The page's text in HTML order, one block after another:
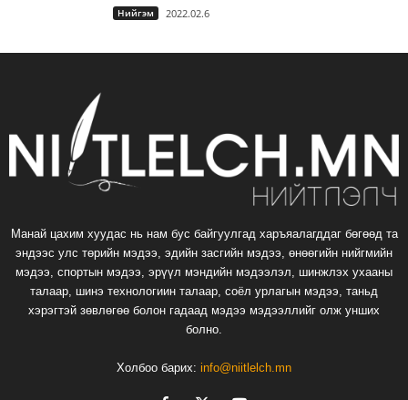
Нийгэм 2022.02.6
Манай цахим хуудас нь нам бус байгуулгад харъяалагддаг бөгөөд та
эндээс улс төрийн мэдээ, эдийн засгийн мэдээ, өнөөгийн нийгмийн
мэдээ, спортын мэдээ, эрүүл мэндийн мэдээлэл, шинжлэх ухааны
талаар, шинэ технологиин талаар, соёл урлагын мэдээ, таньд
хэрэгтэй зөвлөгөө болон гадаад мэдээ мэдээллийг олж унших
болно.
Холбоо барих: info@niitlelch.mn